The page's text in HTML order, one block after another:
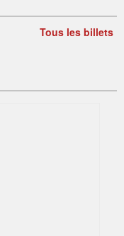
Tous les billets